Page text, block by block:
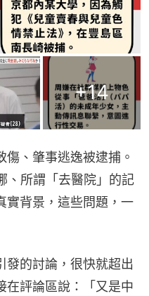
+14
傷、肇事逃逸被逮捕。
、所謂「去醫院」的記
實背景，這些問題，一
發的討論，很快就超出
在評論區說：「又是中